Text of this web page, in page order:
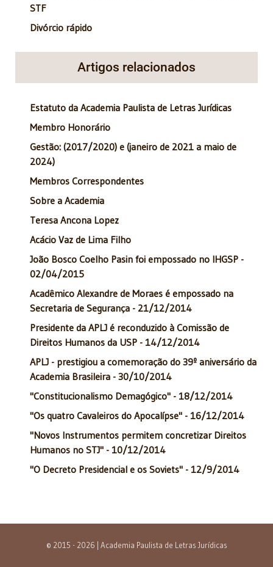
STF
Divórcio rápido
Artigos relacionados
Estatuto da Academia Paulista de Letras Jurídicas
Membro Honorário
Gestão: (2017/2020) e (janeiro de 2021 a maio de
2024)
Membros Correspondentes
Sobre a Academia
Teresa Ancona Lopez
Acácio Vaz de Lima Filho
João Bosco Coelho Pasin foi empossado no IHGSP -
02/04/2015
Acadêmico Alexandre de Moraes é empossado na
Secretaria de Segurança - 21/12/2014
Presidente da APLJ é reconduzido à Comissão de
Direitos Humanos da USP - 14/12/2014
APLJ - prestigiou a comemoração do 39º aniversário da
Academia Brasileira - 30/10/2014
"Constitucionalismo Demagógico" - 18/12/2014
"Os quatro Cavaleiros do Apocalípse" - 16/12/2014
"Novos Instrumentos permitem concretizar Direitos
Humanos no STJ" - 10/12/2014
"O Decreto Presidencial e os Soviets" - 12/9/2014
© 2015 - 2026 | Academia Paulista de Letras Jurídicas